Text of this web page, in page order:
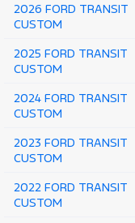
2026 FORD TRANSIT
CUSTOM
2025 FORD TRANSIT
CUSTOM
2024 FORD TRANSIT
CUSTOM
2023 FORD TRANSIT
CUSTOM
2022 FORD TRANSIT
CUSTOM